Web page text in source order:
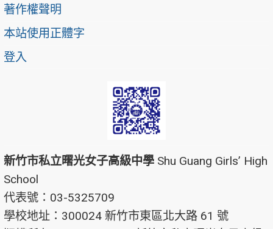
著作權聲明
本站使用正體字
登入
新竹市私立曙光女子高級中學 Shu Guang Girls’ High
School
代表號：03-5325709
學校地址：300024 新竹市東區北大路 61 號